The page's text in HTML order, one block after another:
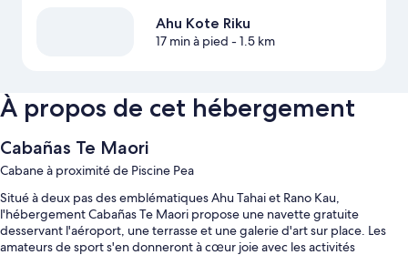
Ahu Kote Riku
17 min à pied - 1.5 km
À propos de cet hébergement
Cabañas Te Maori
Cabane à proximité de Piscine Pea
Situé à deux pas des emblématiques Ahu Tahai et Rano Kau,
l'hébergement Cabañas Te Maori propose une navette gratuite
desservant l'aéroport, une terrasse et une galerie d'art sur place. Les
amateurs de sport s'en donneront à cœur joie avec les activités